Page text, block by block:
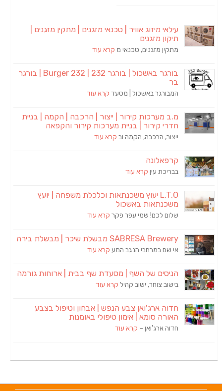
עילאי מיזוג אוויר | טכנאי מזגנים | מתקין מזגנים |
תיקון מזגנים
מתקין מזגנים, טכנאי מ קרא עוד
בורגר באשכול | בורגר 232 | Burger 232 | בורגר
בר
המבורגר באשכול | מסעד קרא עוד
מ.ב מערכות קירור | ייצור | הרכבה | הקמה | בניית
חדרי קירור | בניית מערכות קירור והקפאה
ייצור, הרכבה, הקמה וב קרא עוד
קרפאלונה
בבריכת עין קרא עוד
L.T.O יעוץ משכנתאות וכלכלת משפחה | יועץ
משכנתאות באשכול
שלום לכם! שמי עפר פקר קרא עוד
SABRESA Brewery מבשלת שיכר | מבשלת בירה
אי שם במרחבי הנגב המע קרא עוד
הניסים של השף | מסעדת שף בבית | ארוחות גורמה
בישוב צוחר, ישוב קהיל קרא עוד
חדוה ארג'ואן צבע הנפש | אבחון וטיפול בצבע
האורה סומא | אימון טיפולי באומנות
חדוה ארג'ואן – קרא עוד